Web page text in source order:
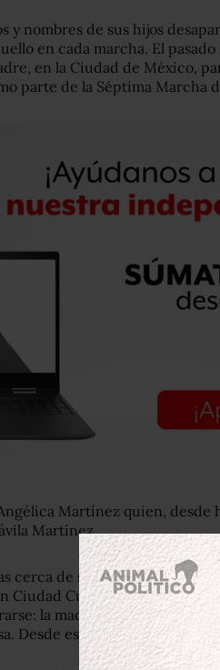
y nombres de sus hijos
en cada marcha. El
en la Ciudad de México,
parte de la Séptima Marcha
Martínez quien, desde
Martínez.
cerca de su casa. Eran las 11
Ciudad Cuauhtémoc, en
la madre tenía que hacer
Desde ese día, no se supo